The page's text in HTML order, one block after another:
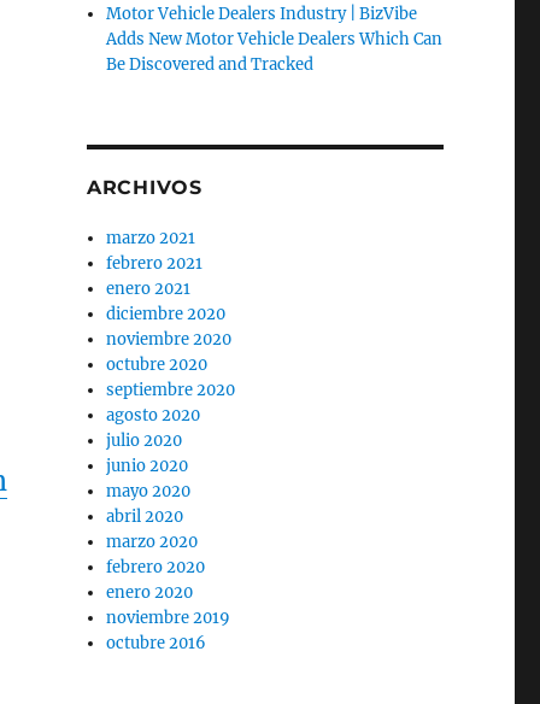
Motor Vehicle Dealers Industry | BizVibe
Adds New Motor Vehicle Dealers Which Can
Be Discovered and Tracked
ARCHIVOS
marzo 2021
febrero 2021
enero 2021
diciembre 2020
noviembre 2020
octubre 2020
septiembre 2020
agosto 2020
julio 2020
junio 2020
mayo 2020
abril 2020
marzo 2020
febrero 2020
enero 2020
noviembre 2019
octubre 2016